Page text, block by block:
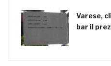
Varese,
bar il